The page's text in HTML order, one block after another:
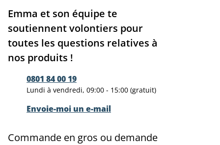
Emma et son équipe te
soutiennent volontiers pour
toutes les questions relatives à
nos produits !
0801 84 00 19
Lundi à vendredi, 09:00 - 15:00 (gratuit)
Envoie-moi un e-mail
Commande en gros ou demande